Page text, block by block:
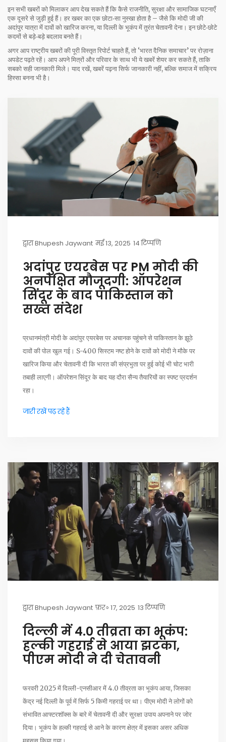
इन सभी खबरों को मिलाकर आप देख सकते हैं कि कैसे राजनीति, सुरक्षा और सामाजिक घटनाएँ
एक दूसरे से जुड़ी हुई हैं। हर खबर का एक छोटा‑सा नुस्खा होता है – जैसे कि मोदी जी की
अदांपुर यात्रा में दावों को खारिज करना, या दिल्ली के भूकंप में तुरंत चेतावनी देना। इन छोटे‑छोटे
कदमों से बड़े‑बड़े बदलाव बनते हैं।
अगर आप राष्ट्रीय खबरों की पूरी विस्तृत रिपोर्ट चाहते हैं, तो ‘भारत दैनिक समाचार’ पर रोज़ाना
अपडेट पढ़ते रहें। आप अपने मित्रों और परिवार के साथ भी ये खबरें शेयर कर सकते हैं, ताकि
सबको सही जानकारी मिले। याद रखें, खबरें पढ़ना सिर्फ जानकारी नहीं, बल्कि समाज में सक्रिय
हिस्सा बनना भी है।
द्वाराBhupesh Jaywant मई 13, 2025 14 टिप्पणि
अदांपुर एयरबेस पर PM मोदी की
अनपेक्षित मौजूदगी: ऑपरेशन
सिंदूर के बाद पाकिस्तान को
सख्त संदेश
प्रधानमंत्री मोदी के अदांपुर एयरबेस पर अचानक पहुंचने से पाकिस्तान के झूठे
दावों की पोल खुल गई। S-400 सिस्टम नष्ट होने के दावों को मोदी ने मौके पर
खारिज किया और चेतावनी दी कि भारत की संप्रभुता पर हुई कोई भी चोट भारी
तबाही लाएगी। ऑपरेशन सिंदूर के बाद यह दौरा सैन्य तैयारियों का स्पष्ट प्रदर्शन
रहा।
जारी रखें पढ़ रहे हैं
द्वाराBhupesh Jaywant फ़र॰ 17, 2025 13 टिप्पणि
दिल्ली में 4.0 तीव्रता का भूकंप:
हल्की गहराई से आया झटका,
पीएम मोदी ने दी चेतावनी
फरवरी 2025 में दिल्ली-एनसीआर में 4.0 तीव्रता का भूकंप आया, जिसका
केंद्र नई दिल्ली के पूर्व में सिर्फ 5 किमी गहराई पर था। पीएम मोदी ने लोगों को
संभावित आफ्टरशॉक्स के बारे में चेतावनी दी और सुरक्षा उपाय अपनाने पर जोर
दिया। भूकंप के हल्की गहराई से आने के कारण क्षेत्र में इसका असर अधिक